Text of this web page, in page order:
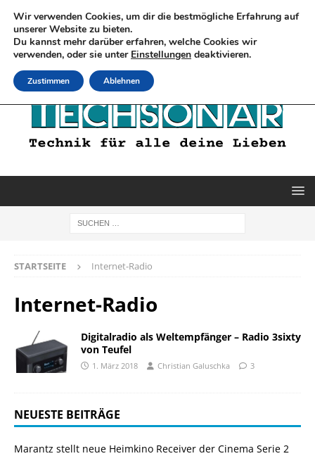
STARTSEITE Internet-Radio
Internet-Radio
Digitalradio als Weltempfänger – Radio 3sixty
von Teufel
1. März 2018 Christian Galuschka 3
NEUESTE BEITRÄGE
Marantz stellt neue Heimkino Receiver der Cinema Serie 2
Wir verwenden Cookies, um dir die bestmögliche Erfahrung auf
unserer Website zu bieten.
Du kannst mehr darüber erfahren, welche Cookies wir
verwenden, oder sie unter Einstellungen deaktivieren.
Zustimmen Ablehnen